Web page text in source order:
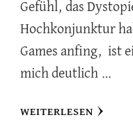
Gefühl, das
Hochkonjunktur
Games anfing, ist
mich deutlich …
WEITERLESEN